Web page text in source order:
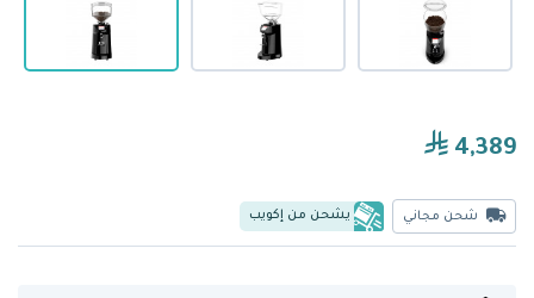
4,389
شحن مجاني يشحن من إكويب